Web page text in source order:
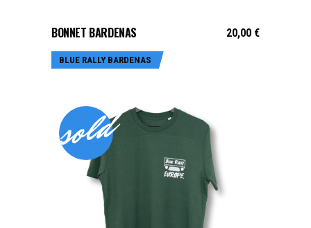
BONNET BARDENAS 20,00 €
BLUE RALLY BARDENAS
sold